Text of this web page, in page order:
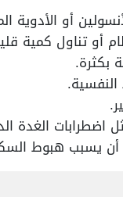
أو
أو تناول كمية
بكثرة.
الغدة
أن يسبب هبوط